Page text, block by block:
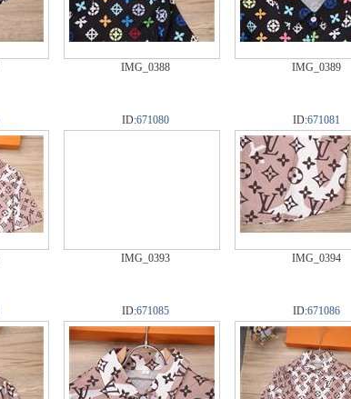
IMG_0388 IMG_0389
ID:671080
IMG_0393
ID:671081
IMG_0394
ID:671085 ID:671086